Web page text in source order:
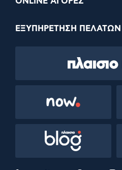
ΕΞΥΠΗΡΕΤΗΣΗ ΠΕΛΑΤΩΝ